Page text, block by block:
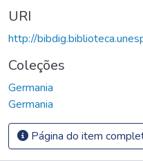
URI
http://
Coleções
Germania
Germania
Página do item